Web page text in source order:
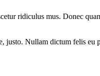
ridiculus mus. Donec
justo. Nullam dictum felis